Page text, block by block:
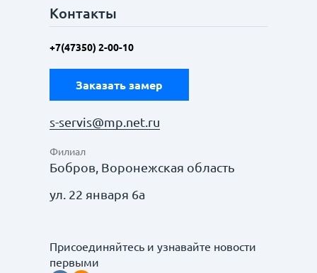
Контакты
+7(47350) 2-00-10
Заказать замер
s-servis@mp.net.ru
Филиал
Бобров, Воронежская область
ул. 22 января 6а
Присоединяйтесь и узнавайте новости
первыми